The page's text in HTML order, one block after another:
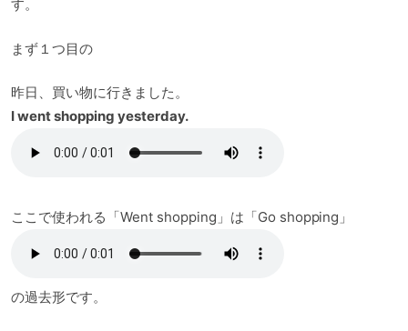
す。
まず１つ目の
昨日、買い物に行きました。
I went shopping yesterday.
ここで使われる「Went shopping」は「Go shopping」
の過去形です。